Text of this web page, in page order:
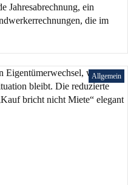
Jahresabrechnung, ein
die im
Allgemein